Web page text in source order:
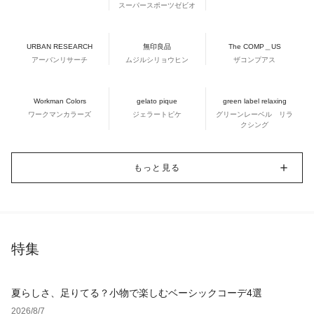
スーパースポーツゼビオ
URBAN RESEARCH
アーバンリサーチ
無印良品
ムジルシリョウヒン
The COMP＿US
ザコンプアス
Workman Colors
ワークマンカラーズ
gelato pique
ジェラートピケ
green label relaxing
グリーンレーベル リラ
クシング
もっと見る
特集
夏らしさ、足りてる？小物で楽しむベーシックコーデ4選
2026/8/7